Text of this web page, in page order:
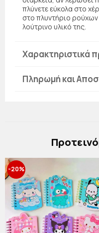
πλύνετε εύκολα στο
στο πλυντήριο
λούτρινο υλικό της.
Χαρακτηριστικά
Πληρωμή και
-20%